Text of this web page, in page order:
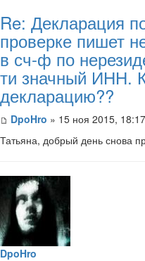
Re: Декларация
проверке пишет
в сч-ф по
ти значный ИНН.
декларацию??
DpoHro » 15 ноя 2015, 18:17
​Татьяна, добрый день снова
DpoHro